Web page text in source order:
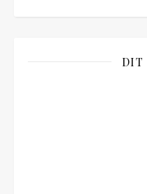
DIT